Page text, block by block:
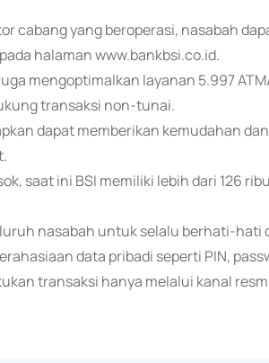
cabang yang beroperasi, nasabah
halaman www.bankbsi.co.id.
mengoptimalkan layanan 5.997
transaksi non-tunai.
dapat memberikan kemudahan
saat ini BSI memiliki lebih dari 126
nasabah untuk selalu berhati-hati
data pribadi seperti PIN,
transaksi hanya melalui kanal